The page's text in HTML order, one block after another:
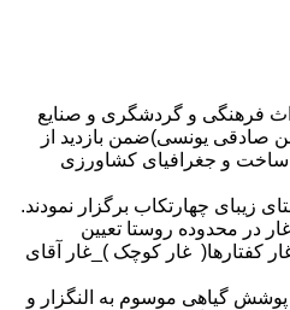
فرهنگی و گردشگری و صنایع
یونسی)ضمن بازدید از
ساخت و جغرافیای کشاورزی
زیبای چهارتکاب برگزار نمودند.
در محدوده روستا تعیین
کفتارها( غار کوچک )_غار آقای
گیاهی موسوم به النگزار و